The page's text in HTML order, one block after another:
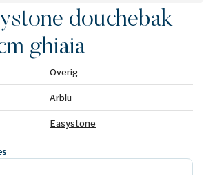
douchebak
ghiaia
Overig
Arblu
Easystone